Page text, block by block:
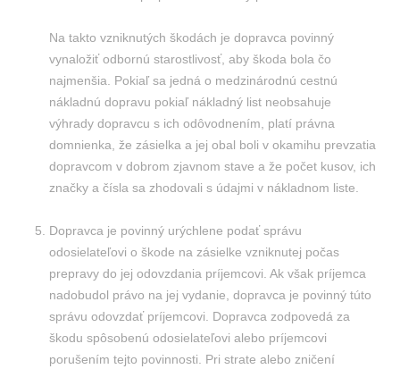
Na takto vzniknutých škodách je dopravca povinný
vynaložiť odbornú starostlivosť, aby škoda bola čo
najmenšia. Pokiaľ sa jedná o medzinárodnú cestnú
nákladnú dopravu pokiaľ nákladný list neobsahuje
výhrady dopravcu s ich odôvodnením, platí právna
domnienka, že zásielka a jej obal boli v okamihu prevzatia
dopravcom v dobrom zjavnom stave a že počet kusov, ich
značky a čísla sa zhodovali s údajmi v nákladnom liste.
Dopravca je povinný urýchlene podať správu
odosielateľovi o škode na zásielke vzniknutej počas
prepravy do jej odovzdania príjemcovi. Ak však príjemca
nadobudol právo na jej vydanie, dopravca je povinný túto
správu odovzdať príjemcovi. Dopravca zodpovedá za
škodu spôsobenú odosielateľovi alebo príjemcovi
porušením tejto povinnosti. Pri strate alebo zničení